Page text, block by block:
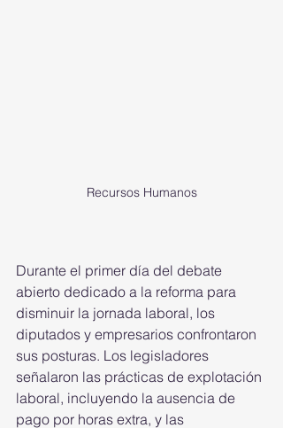
Recursos Humanos
Durante el primer día del debate
abierto dedicado a la reforma para
disminuir la jornada laboral, los
diputados y empresarios confrontaron
sus posturas. Los legisladores
señalaron las prácticas de explotación
laboral, incluyendo la ausencia de
pago por horas extra, y las